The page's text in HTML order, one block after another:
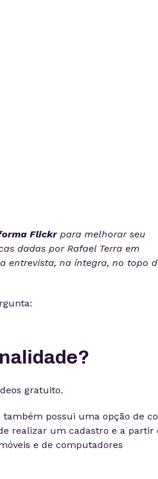
Flickrpara melhorar seu
dadas por Rafael Terra em
entrevista, na íntegra, no topo
gratuito.
possui uma opção de
realizar um cadastro e a partir
e de computadores